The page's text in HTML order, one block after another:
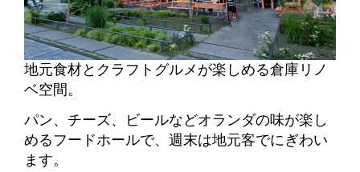
地元食材とクラフトグルメが楽しめる倉庫リノ
ベ空間。
パン、チーズ、ビールなどオランダの味が楽し
めるフードホールで、週末は地元客でにぎわい
ます。